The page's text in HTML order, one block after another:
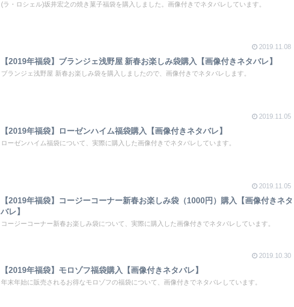
(ラ・ロシェル)坂井宏之の焼き菓子福袋を購入しました。画像付きでネタバレしています。
2019.11.08
【2019年福袋】ブランジェ浅野屋 新春お楽しみ袋購入【画像付きネタバレ】
ブランジェ浅野屋 新春お楽しみ袋を購入しましたので、画像付きでネタバレします。
2019.11.05
【2019年福袋】ローゼンハイム福袋購入【画像付きネタバレ】
ローゼンハイム福袋について、実際に購入した画像付きでネタバレしています。
2019.11.05
【2019年福袋】コージーコーナー新春お楽しみ袋（1000円）購入【画像付きネタ
バレ】
コージーコーナー新春お楽しみ袋について、実際に購入した画像付きでネタバレしています。
2019.10.30
【2019年福袋】モロゾフ福袋購入【画像付きネタバレ】
年末年始に販売されるお得なモロゾフの福袋について、画像付きでネタバレしています。